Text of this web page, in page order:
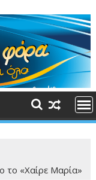
το «Χαίρε Μαρία»